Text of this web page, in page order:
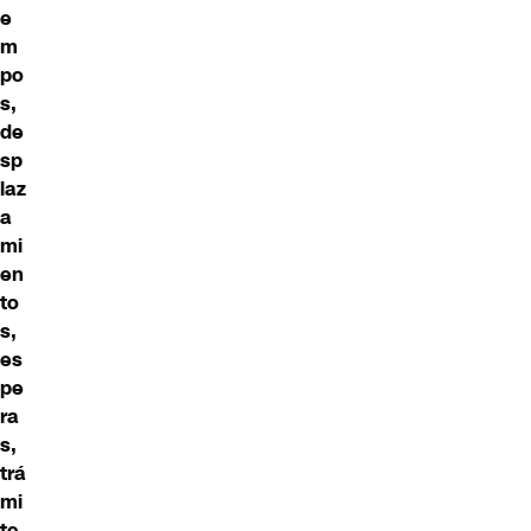
e
m
po
s,
de
sp
laz
a
mi
en
to
s,
es
pe
ra
s,
trá
mi